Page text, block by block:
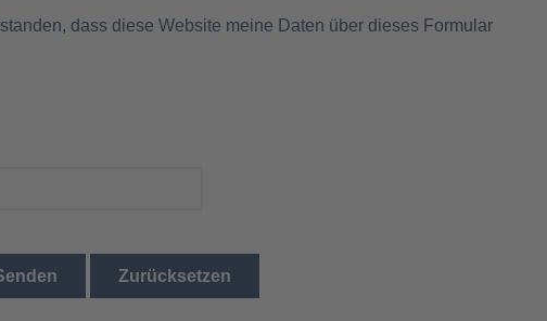
dass diese Website meine Daten über dieses Formular
Zurücksetzen